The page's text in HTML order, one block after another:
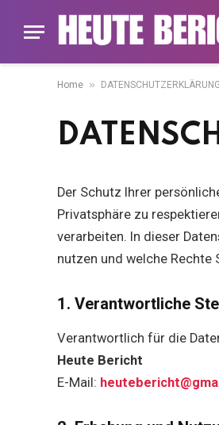
Home » DATENSCHUTZERKLÄRUNG
Der Schutz Ihrer
Privatsphäre zu
verarbeiten. In dieser
nutzen und welche Rechte
1. Verantwortliche
Verantwortlich für die
Heute Bericht
E-Mail: